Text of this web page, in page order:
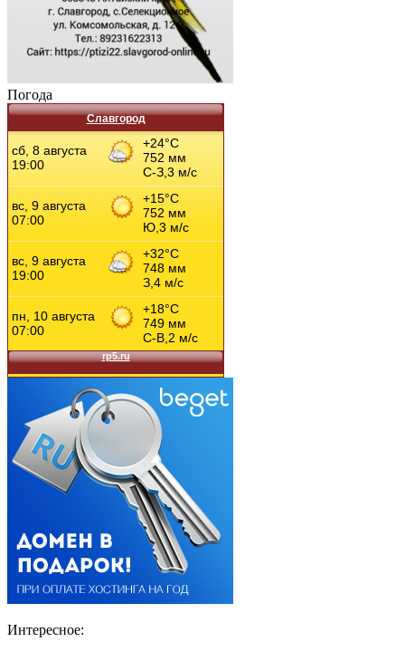
Погода
Славгород
Интересное: